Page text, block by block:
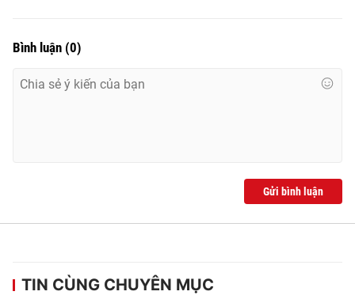
Bình luận (0)
Gửi bình luận
TIN CÙNG CHUYÊN MỤC